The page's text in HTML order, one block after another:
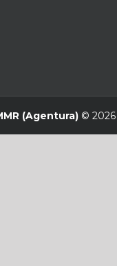
(Agentura) © 2026